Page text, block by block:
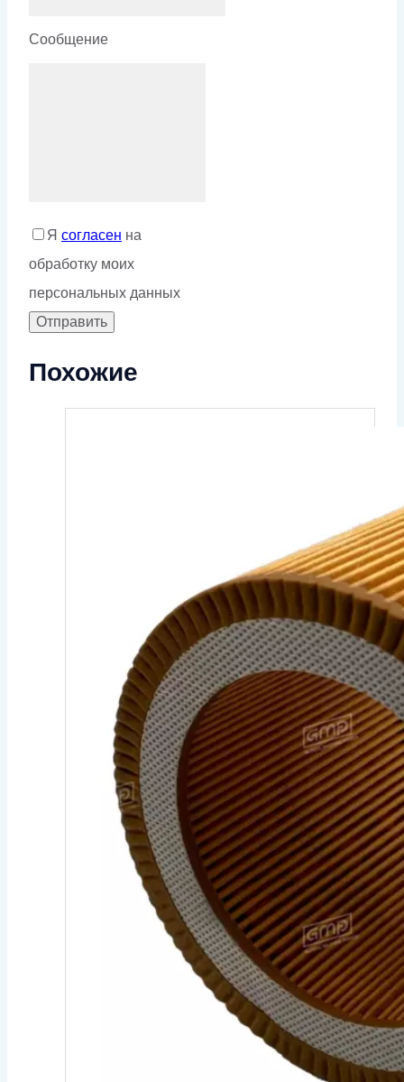
Сообщение
Я согласен на
обработку моих
персональных данных
Похожие